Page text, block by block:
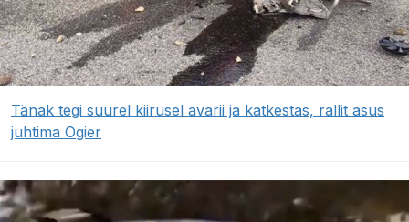
Tänak tegi suurel kiirusel avarii ja katkestas, rallit asus
juhtima Ogier